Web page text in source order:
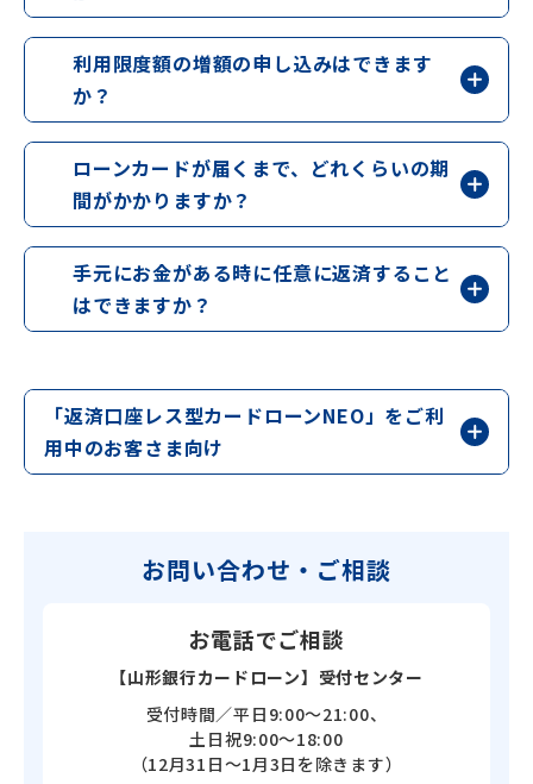
利用限度額の増額の申し込みはできます
か？
ローンカードが届くまで、どれくらいの期
間がかかりますか？
手元にお金がある時に任意に返済すること
はできますか？
「返済口座レス型カードローンNEO」をご利
用中のお客さま向け
お問い合わせ・ご相談
お電話でご相談
【山形銀行カードローン】受付センター
受付時間／平日9:00～21:00、
土日祝9:00～18:00
（12月31日～1月3日を除きます）